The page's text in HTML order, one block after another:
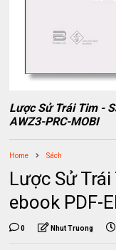
Lược Sử Trái Tim -
AWZ3-PRC-MOBI
Home Sách
Lược Sử
ebook PDF-
0 Nhut Truong